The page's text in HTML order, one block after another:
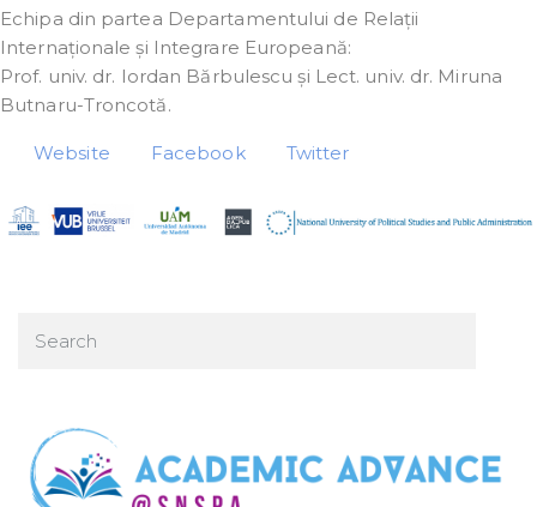
Echipa din partea Departamentului de Relații
Internaționale și Integrare Europeană:
Prof. univ. dr. Iordan Bărbulescu și Lect. univ. dr. Miruna
Butnaru-Troncotă.
Website Facebook Twitter